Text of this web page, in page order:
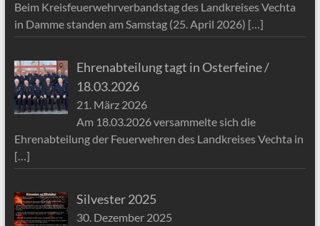
Beim Kreisfeuerwehrverbandstag des Landkreises Vechta
in Damme standen am Samstag (25. April 2026) […]
Ehrenabteilung tagt in Osterfeine /
18.03.2026
21. März 2026
Am 18.03.2026 versammelte sich die
Ehrenabteilung der Feuerwehren des Landkreises Vechta in
[…]
Silvester 2025
30. Dezember 2025